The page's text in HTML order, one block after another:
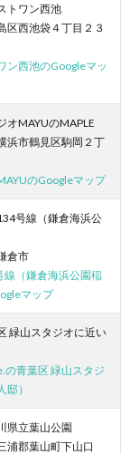
トワン西池
区西池袋４丁目２３
ン西池のGoogleマッ
オMAYUのMAPLE
浜市鶴見区駒岡２丁
のGoogleマップ
号線（鎌倉海浜公
倉市
線（鎌倉海浜公園稲
マップ
緑山スタジオに近い
の青葉区 緑山スタジ
）
県立葉山公園
浦郡葉山町下山口